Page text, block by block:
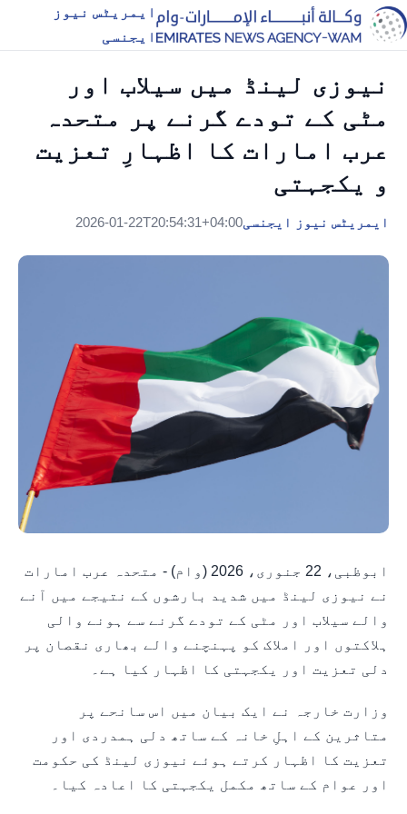
ایمریٹس نیوز
ایجنسی
نیوزی لینڈ میں سیلاب اور
مٹی کے تودے گرنے پر متحدہ
عرب امارات کا اظہارِ تعزیت
و یکجہتی
ایمریٹس نیوز ایجنسی2026-01-22T20:54:31+04:00
ابوظبی، 22 جنوری، 2026 (وام) - متحدہ عرب امارات
نے نیوزی لینڈ میں شدید بارشوں کے نتیجے میں آنے
والے سیلاب اور مٹی کے تودے گرنے سے ہونے والی
ہلاکتوں اور املاک کو پہنچنے والے بھاری نقصان پر
دلی تعزیت اور یکجہتی کا اظہار کیا ہے۔
وزارت خارجہ نے ایک بیان میں اس سانحے پر
متاثرین کے اہلِ خانہ کے ساتھ دلی ہمدردی اور
تعزیت کا اظہار کرتے ہوئے نیوزی لینڈ کی حکومت
اور عوام کے ساتھ مکمل یکجہتی کا اعادہ کیا۔